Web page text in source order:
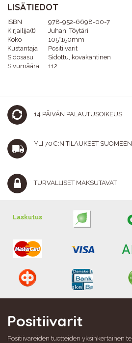
LISÄTIEDOT
ISBN
978-952-6698-00-7
Kirjailija(t)
Juhani Töytäri
Koko
105*150mm
Kustantaja
Positiivarit
Sidosasu
Sidottu, kovakantinen
Sivumäärä
112
14 PÄIVÄN PALAUTUSOIKEUS
YLI 70€:N TILAUKSET
TURVALLISET MAKSUTAVAT
Laskutus
Positiivarit
Positiivareiden tuotteiden yksinkertainen